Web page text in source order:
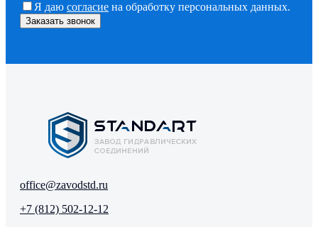
Я даю согласие на обработку персональных данных.
office@zavodstd.ru
+7 (812) 502-12-12